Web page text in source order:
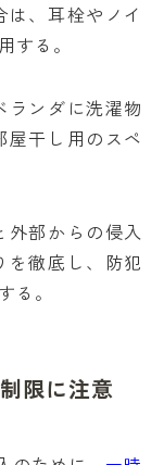
は、耳栓やノイ
する。
ランダに洗濯物
屋干し用のスペ
外部からの侵入
を徹底し、防犯
る。
限に注意